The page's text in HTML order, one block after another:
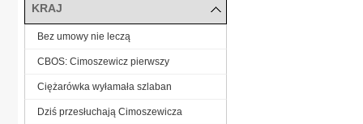
KRAJ
Bez umowy nie leczą
CBOS: Cimoszewicz pierwszy
Ciężarówka wyłamała szlaban
Dziś przesłuchają Cimoszewicza